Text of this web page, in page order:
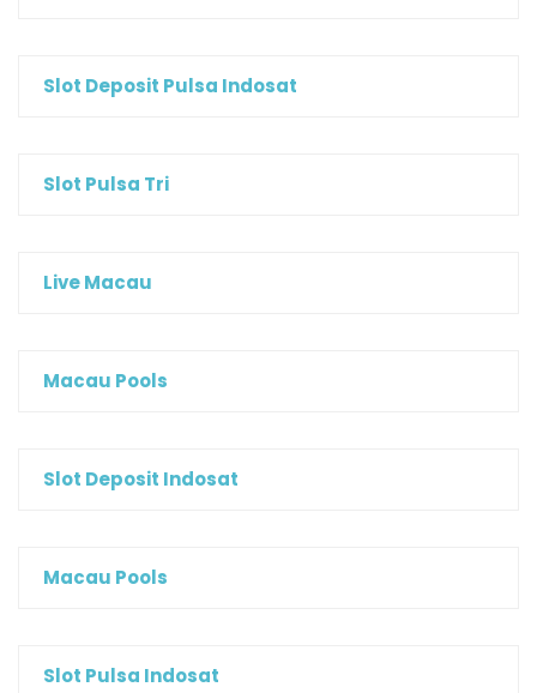
Slot Deposit Pulsa Indosat
Slot Pulsa Tri
Live Macau
Macau Pools
Slot Deposit Indosat
Macau Pools
Slot Pulsa Indosat